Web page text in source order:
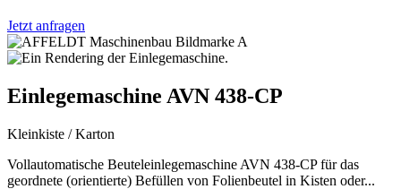
Jetzt anfragen
Einlegemaschine AVN 438-CP
Kleinkiste / Karton
Vollautomatische Beuteleinlegemaschine AVN 438-CP für das
geordnete (orientierte) Befüllen von Folienbeutel in Kisten oder...